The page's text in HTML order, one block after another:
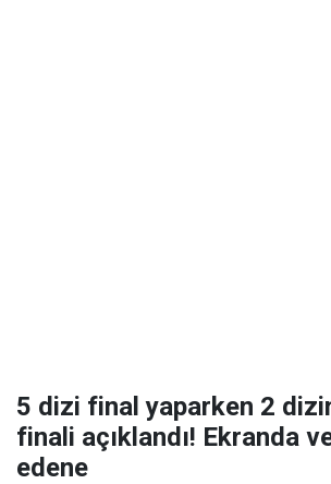
5 dizi final yaparken 2
finali açıklandı! Ekranda
edene